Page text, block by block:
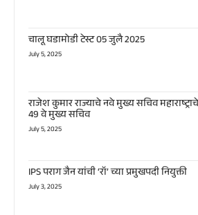
चालू घडामोडी टेस्ट 05 जुलै 2025
July 5, 2025
राजेश कुमार राज्याचे नवे मुख्य सचिव महाराष्ट्राचे
49 वे मुख्य सचिव
July 5, 2025
IPS पराग जैन यांची ‘रॉ’ च्या प्रमुखपदी नियुक्ती
July 3, 2025